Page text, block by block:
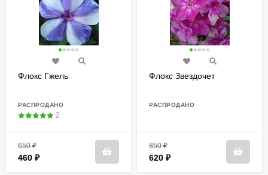
Флокс Гжель
РАСПРОДАНО
2
650₽
460 ₽
Флокс Звездочет
РАСПРОДАНО
850₽
620 ₽